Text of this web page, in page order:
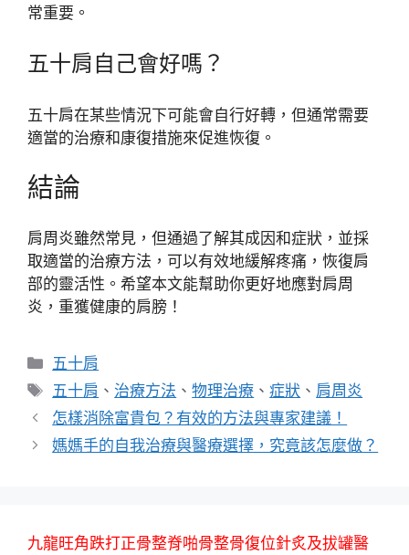
常重要。
五十肩自己會好嗎？
五十肩在某些情況下可能會自行好轉，但通常需要
適當的治療和康復措施來促進恢復。
結論
肩周炎雖然常見，但通過了解其成因和症狀，並採
取適當的治療方法，可以有效地緩解疼痛，恢復肩
部的靈活性。希望本文能幫助你更好地應對肩周
炎，重獲健康的肩膀！
分
類
五十肩
標
籤
五十肩 、 治療方法 、物理治療 、症狀 、 肩周炎
怎樣消除富貴包？有效的方法與專家建議！
媽媽手的自我治療與醫療選擇，究竟該怎麼做？
九龍旺角跌打正骨整脊啪骨整骨復位針炙及拔罐醫